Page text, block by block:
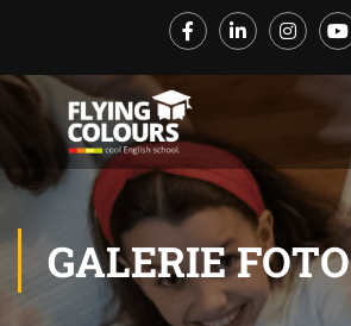
GALERIE FOTO